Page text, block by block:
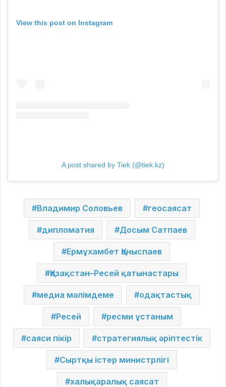
View this post on Instagram
A post shared by Tiek (@tiek.kz)
Владимир Соловьев геосаясат
дипломатия Досым Сатпаев
Ермұхамбет Қоныспаев
Қазақстан–Ресей қатынастары
медиа мәлімдеме одақтастық
Ресей ресми ұстаным
саяси пікір стратегиялық әріптестік
Сыртқы істер министрлігі
халықаралық саясат